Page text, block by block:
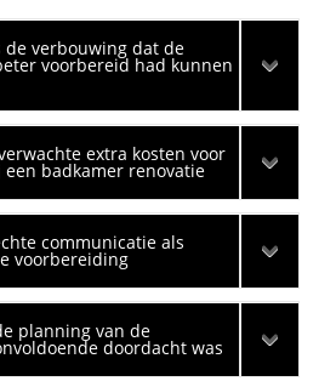
de verbouwing dat de
voorbereid had kunnen
extra kosten voor
badkamer renovatie
communicatie als
voorbereiding
planning van de
doordacht was